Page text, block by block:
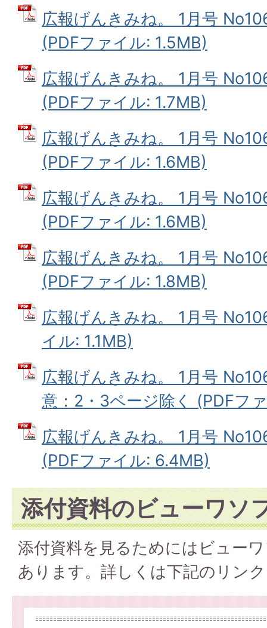
広報げんきみね。 1月号
(PDFファイル: 1.5MB)
広報げんきみね。 1月号
(PDFファイル: 1.7MB)
広報げんきみね。 1月号
(PDFファイル: 1.6MB)
広報げんきみね。 1月号
(PDFファイル: 1.6MB)
広報げんきみね。 1月号
(PDFファイル: 1.8MB)
広報げんきみね。 1月号
イル: 1.1MB)
広報げんきみね。 1月号
意：2・3ページ除く (PDFフ
広報げんきみね。 1月号
(PDFファイル: 6.4MB)
添付資料のビューワソ
添付資料を見るためにはビュー
あります。詳しくは下記のリン